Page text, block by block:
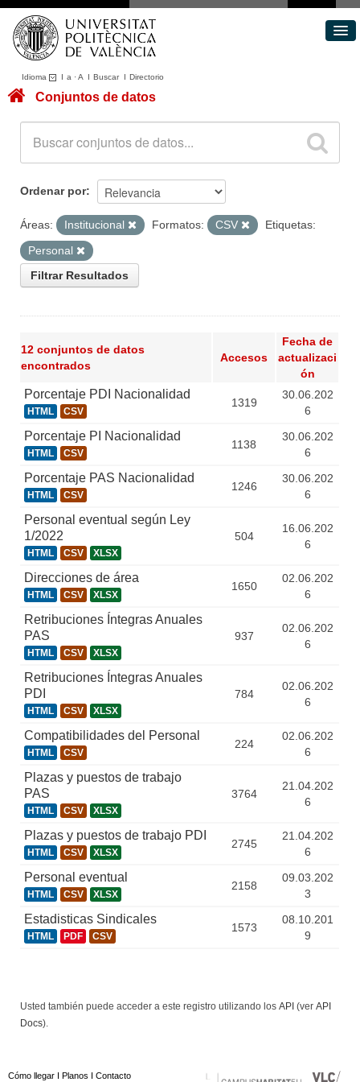
Idioma I a ·A I BuscarI Directorio
Conjuntos de datos
Acerca de
Portal de Transparencia
Conjuntos de datos
Ordenar por
Áreas: Institucional Formatos: CSV
Etiquetas:
Personal
Filtrar Resultados
12 conjuntos de datos
encontrados
Accesos
Fecha de
actualizaci
ón
Porcentaje PDI Nacionalidad
HTML CSV
1319
30.06.202
6
Porcentaje PI Nacionalidad
HTML CSV
1138
30.06.202
6
Porcentaje PAS Nacionalidad
HTML CSV
1246
30.06.202
6
Personal eventual según Ley
1/2022
HTML CSV XLSX
504
16.06.202
6
Direcciones de área
HTML CSV XLSX
1650
02.06.202
6
Retribuciones Íntegras Anuales
PAS
HTML CSV XLSX
937
02.06.202
6
Retribuciones Íntegras Anuales
PDI
HTML CSV XLSX
784
02.06.202
6
Compatibilidades del Personal
HTML CSV
224
02.06.202
6
Plazas y puestos de trabajo
PAS
HTML CSV XLSX
3764
21.04.202
6
Plazas y puestos de trabajo PDI
HTML CSV XLSX
2745
21.04.202
6
Personal eventual
HTML CSV XLSX
2158
09.03.202
3
Estadisticas Sindicales
HTML PDF CSV
1573
08.10.201
9
Usted también puede acceder a este registro utilizando los API (ver API
Docs).
Cómo llegar I Planos I Contacto